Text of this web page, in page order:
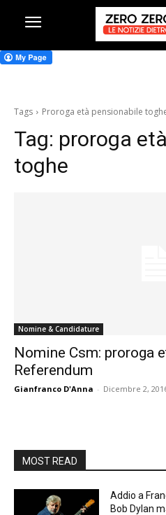
Tags Proroga età pensionabile
Tag: proroga
toghe
Nomine & Candidature
Nomine Csm: proroga
Referendum
Gianfranco D'Anna - Dicembre 2,
MOST READ
Addio a
Bob Dylan